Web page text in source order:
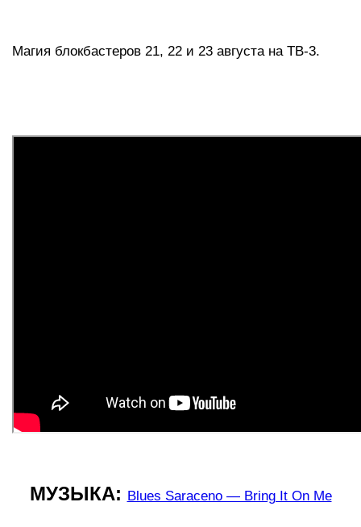
Магия блокбастеров 21, 22 и 23 августа на ТВ-3.
МУЗЫКА: Blues Saraceno — Bring It On Me